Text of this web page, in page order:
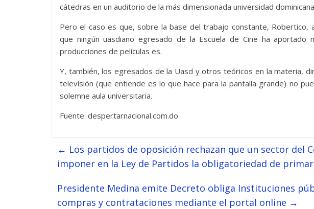
cátedras en un auditorio de la más dimensionada universidad
Pero el caso es que, sobre la base del trabajo constante, Robertico,
que ningún uasdiano egresado de la Escuela de Cine ha aportado
producciones de películas es.
Y, también, los egresados de la Uasd y otros teóricos en la materia,
televisión (que entiende es lo que hace para la pantalla grande) no
solemne aula universitaria.
Fuente: despertarnacional.com.do
← Los partidos de oposición rechazan que un sector del
imponer en la Ley de Partidos la obligatoriedad de
Presidente Medina emite Decreto obliga Instituciones
compras y contrataciones mediante el portal online →